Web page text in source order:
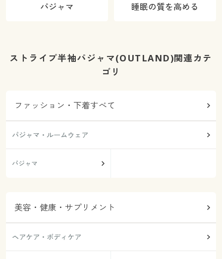
パジャマ 睡眠の質を高める
ストライプ半袖パジャマ(OUTLAND)関連カテ
ゴリ
ファッション・下着すべて
パジャマ・ルームウェア
パジャマ
美容・健康・サプリメント
ヘアケア・ボディケア